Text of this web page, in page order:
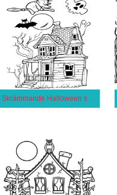
Skrämmande Halloween spökhus